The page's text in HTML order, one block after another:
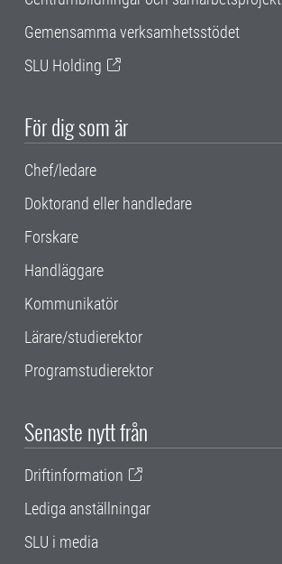
Gemensamma verksamhetsstödet
SLU Holding
För dig som är
Chef/ledare
Doktorand eller handledare
Forskare
Handläggare
Kommunikatör
Lärare/studierektor
Programstudierektor
Senaste nytt från
Driftinformation
Lediga anställningar
SLU i media